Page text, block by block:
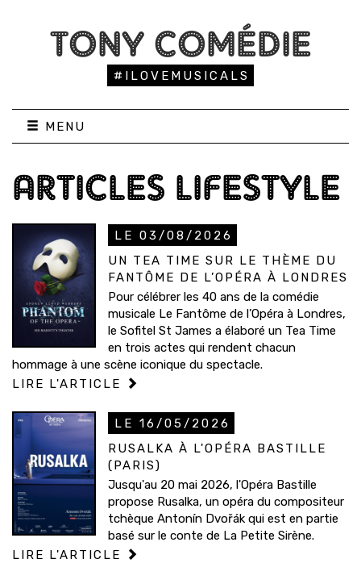
TONY COMÉDIE
#ILOVEMUSICALS
MENU
ARTICLES LIFESTYLE
LE 03/08/2026
UN TEA TIME SUR LE THÈME DU
FANTÔME DE L’OPÉRA À LONDRES
Pour célébrer les 40 ans de la comédie
musicale Le Fantôme de l’Opéra à Londres,
le Sofitel St James a élaboré un Tea Time
en trois actes qui rendent chacun
hommage à une scène iconique du spectacle.
LIRE L'ARTICLE
LE 16/05/2026
RUSALKA À L'OPÉRA BASTILLE
(PARIS)
Jusqu'au 20 mai 2026, l'Opéra Bastille
propose Rusalka, un opéra du compositeur
tchèque Antonín Dvořák qui est en partie
basé sur le conte de La Petite Sirène.
LIRE L'ARTICLE